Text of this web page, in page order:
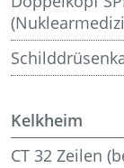
Kelkheim
CT 32 Zeilen